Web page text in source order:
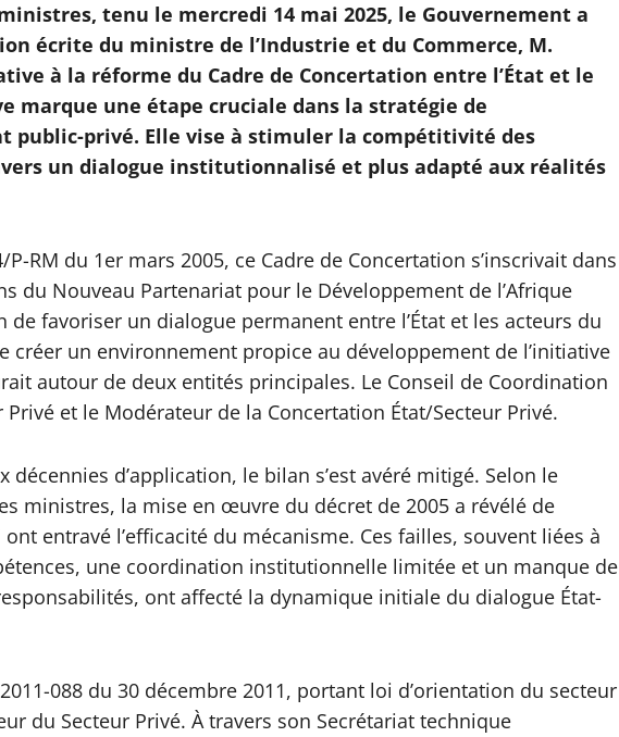
tenu le mercredi 14 mai 2025, le Gouvernement a
écrite du ministre de l’Industrie et du Commerce, M.
à la réforme du Cadre de Concertation entre l’État et le
marque une étape cruciale dans la stratégie de
public-privé. Elle vise à stimuler la compétitivité des
un dialogue institutionnalisé et plus adapté aux réalités
RM du 1er mars 2005, ce Cadre de Concertation s’inscrivait dans
du Nouveau Partenariat pour le Développement de l’Afrique
de favoriser un dialogue permanent entre l’État et les acteurs du
créer un environnement propice au développement de l’initiative
autour de deux entités principales. Le Conseil de Coordination
et le Modérateur de la Concertation État/Secteur Privé.
décennies d’application, le bilan s’est avéré mitigé. Selon le
ministres, la mise en œuvre du décret de 2005 a révélé de
entravé l’efficacité du mécanisme. Ces failles, souvent liées à
une coordination institutionnelle limitée et un manque de
ont affecté la dynamique initiale du dialogue État-
088 du 30 décembre 2011, portant loi d’orientation du secteur
du Secteur Privé. À travers son Secrétariat technique